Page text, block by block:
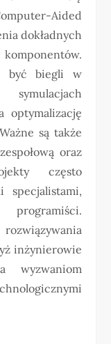
Aided
dokładnych
być biegli w
optymalizację
są także
oraz
często
specjalistami,
inżynierowie
wyzwaniom